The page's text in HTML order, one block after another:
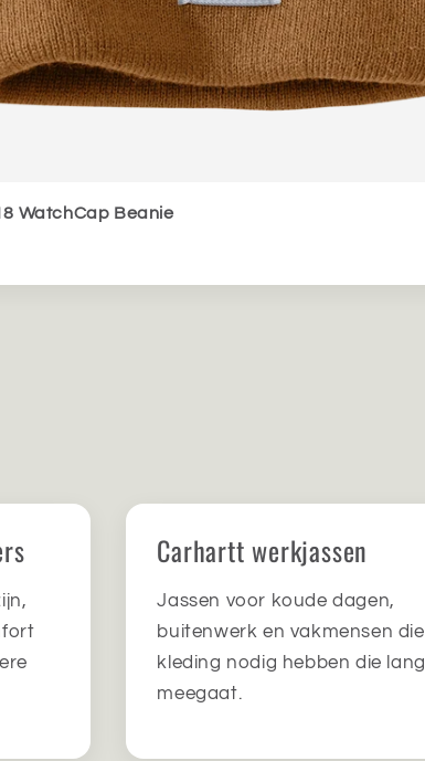
WatchCap Beanie
Carhartt werkjassen
Jassen voor koude dagen,
buitenwerk en vakmensen die
kleding nodig hebben die lang
meegaat.